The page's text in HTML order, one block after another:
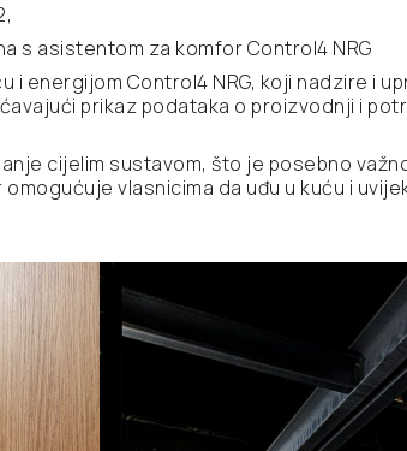
s asistentom za komfor Control4 NRG
i energijom Control4 NRG, koji nadzire i
prikaz podataka o proizvodnji i
cijelim sustavom, što je posebno
vlasnicima da uđu u kuću i